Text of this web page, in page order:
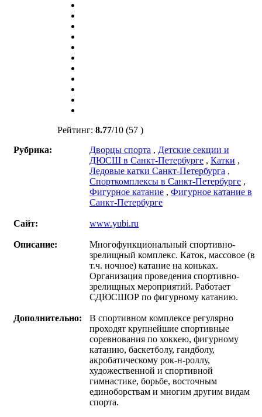
Рейтинг: 8.77/10 (57 )
Рубрика:
Дворцы спорта , Детские секции и
ДЮСШ в Санкт-Петербурге , Катки ,
Ледовые катки Санкт-Петербурга ,
Спорткомплексы в Санкт-Петербурге ,
Фигурное катание , Фигурное катание в
Санкт-Петербурге
Сайт: www.yubi.ru
Описание:
Многофункциональный спортивно-
зрелищный комплекс. Каток, массовое (в
т.ч. ночное) катание на коньках.
Организация проведения спортивно-
зрелищных мероприятий. Работает
СДЮСШОР по фигурному катанию.
Дополнительно:
В спортивном комплексе регулярно
проходят крупнейшие спортивные
соревнования по хоккею, фигурному
катанию, баскетболу, гандболу,
акробатическому рок-н-роллу,
художественной и спортивной
гимнастике, борьбе, восточным
единоборствам и многим другим видам
спорта.